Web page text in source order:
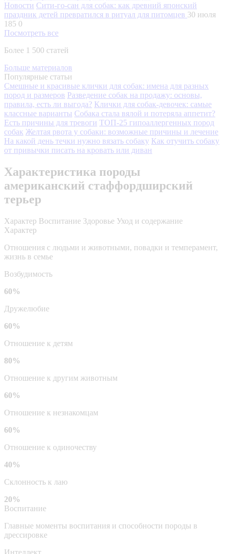
Новости Сити-го-сан для собак: как древний японский
праздник детей превратился в ритуал для питомцев 30 июля
185 0
Посмотреть все
Более 1 500 статей
Больше материалов
Популярные статьи
Смешные и красивые клички для собак: имена для разных
пород и размеров Разведение собак на продажу: основы,
правила, есть ли выгода? Клички для собак-девочек: самые
классные варианты Собака стала вялой и потеряла аппетит?
Есть причины для тревоги ТОП-25 гипоаллергенных пород
собак Желтая рвота у собаки: возможные причины и лечение
На какой день течки нужно вязать собаку Как отучить собаку
от привычки писать на кровать или диван
Характеристика породы
американский стаффордширский
терьер
Характер Воспитание Здоровье Уход и содержание
Характер
Отношения с людьми и животными, повадки и темперамент,
жизнь в семье
Возбудимость
60%
Дружелюбие
60%
Отношение к детям
80%
Отношение к другим животным
60%
Отношение к незнакомцам
60%
Отношение к одиночеству
40%
Склонность к лаю
20%
Воспитание
Главные моменты воспитания и способности породы в
дрессировке
Интеллект